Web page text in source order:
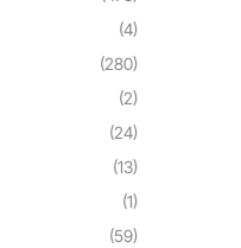
(4)
(280)
(2)
(24)
(13)
(1)
(59)